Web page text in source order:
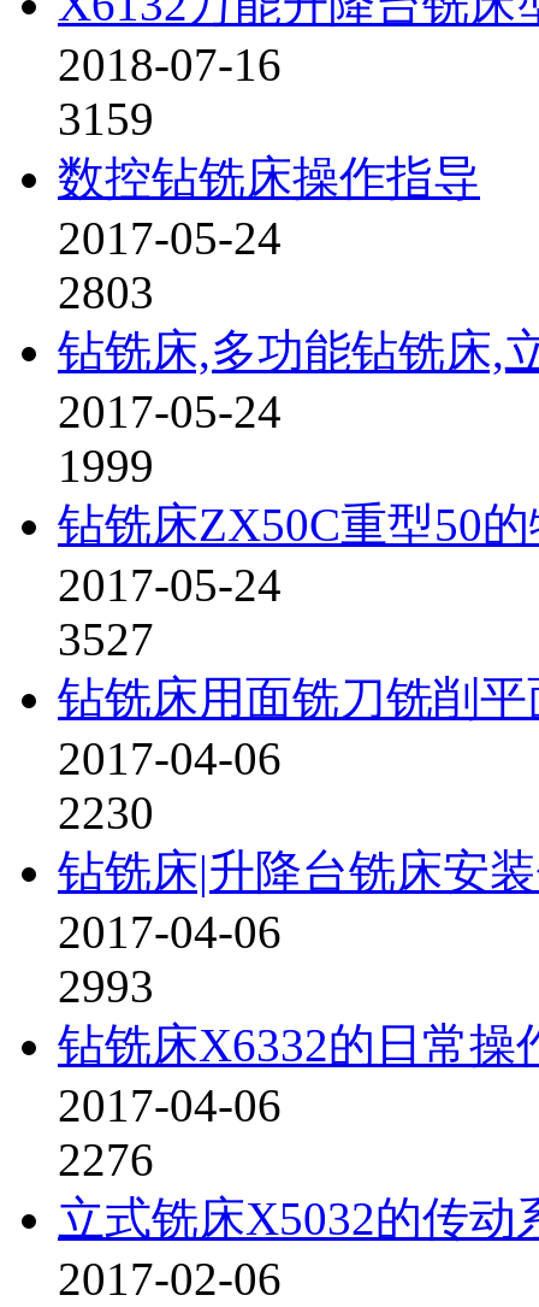
2018-07-16
3159
数控钻铣床操作指导
2017-05-24
2803
钻铣床,多功能钻铣床,
2017-05-24
1999
钻铣床ZX50C重型50
2017-05-24
3527
钻铣床用面铣刀铣削平
2017-04-06
2230
钻铣床|升降台铣床安
2017-04-06
2993
钻铣床X6332的日常操
2017-04-06
2276
立式铣床X5032的传动
2017-02-06